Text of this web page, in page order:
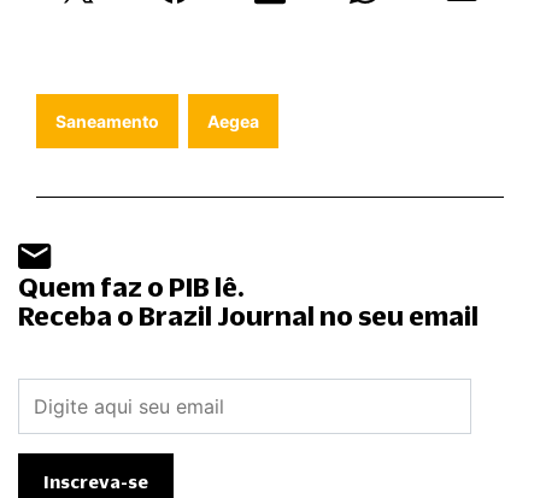
Saneamento Aegea
Quem faz o PIB lê.
Receba o Brazil Journal no seu email